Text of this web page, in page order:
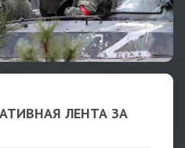
ЛЕНТА ЗА